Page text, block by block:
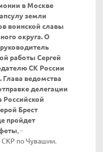
в Москве
земли
воинской славы
округа. О
работы Сергей
СК России
ведомства
делегации
Российской
Брест
пройдет
, -
по Чувашии.